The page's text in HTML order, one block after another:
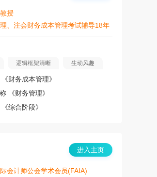
授
、注会财务成本管理考试辅导18年
逻辑框架清晰 生动风趣
财务成本管理》
《财务管理》
综合阶段》
进入主页
会计师公会学术会员(FAIA)